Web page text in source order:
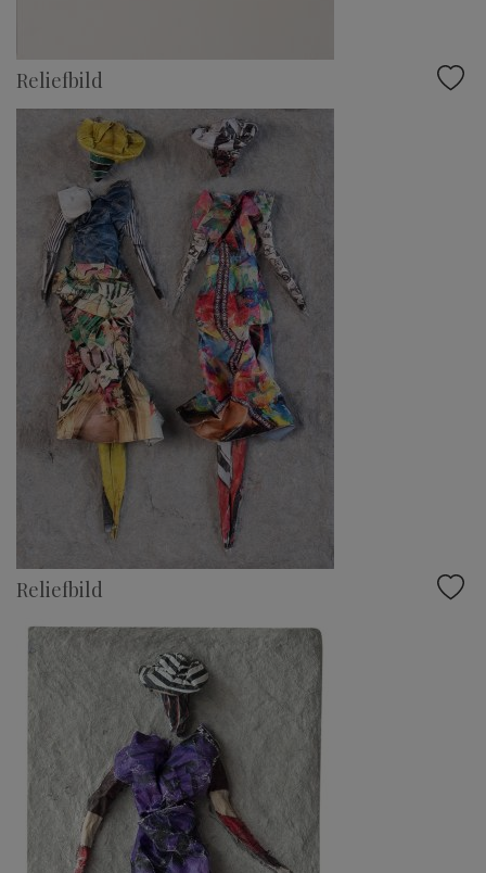
Reliefbild
Reliefbild